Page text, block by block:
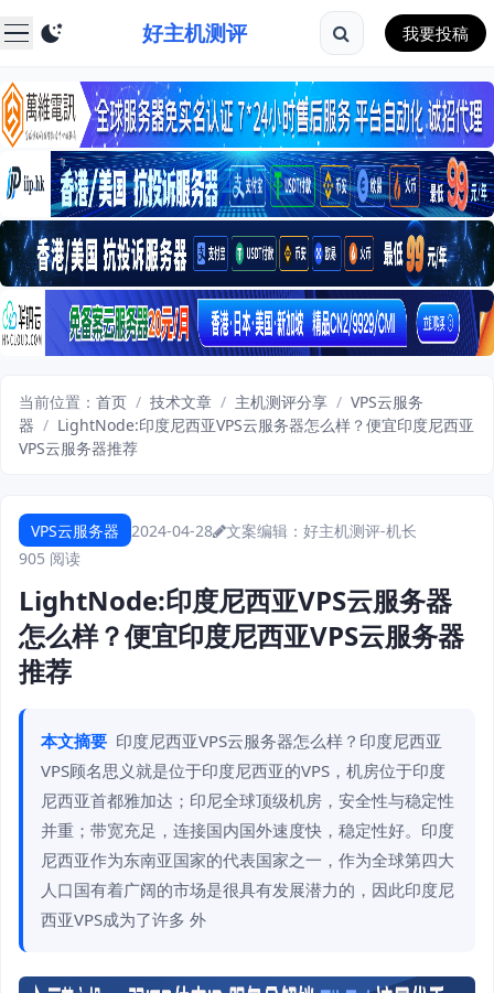
好主机测评 我要投稿
当前位置： 首页 / 技术文章 / 主机测评分享 / VPS云服务
器 / LightNode:印度尼西亚VPS云服务器怎么样？便宜印度尼西亚
VPS云服务器推荐
VPS云服务器 2024-04-28
文案编辑：好主机测评-机长
905 阅读
LightNode:印度尼西亚VPS云服务器
怎么样？便宜印度尼西亚VPS云服务器
推荐
本文摘要 印度尼西亚VPS云服务器怎么样？印度尼西亚
VPS顾名思义就是位于印度尼西亚的VPS，机房位于印度
尼西亚首都雅加达；印尼全球顶级机房，安全性与稳定性
并重；带宽充足，连接国内国外速度快，稳定性好。印度
尼西亚作为东南亚国家的代表国家之一，作为全球第四大
人口国有着广阔的市场是很具有发展潜力的，因此印度尼
西亚VPS成为了许多 外